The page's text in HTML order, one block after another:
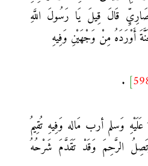
قَالَ قِيلَ يَا رَسُولَ اللَّهِ
أَوْرَدَهُ مِنْ وَجْهَيْنِ وَفِيهِ
]
.
عَلَيْهِ وَسلم أرب مَاله وَفِيهِ تُقِيمُ
وَتَصِلُ الرَّحِمَ وَقَدْ تَقَدَّمَ شَرْحُهُ